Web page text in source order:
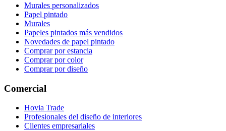
Murales personalizados
Papel pintado
Murales
Papeles pintados más vendidos
Novedades de papel pintado
Comprar por estancia
Comprar por color
Comprar por diseño
Comercial
Hovia Trade
Profesionales del diseño de interiores
Clientes empresariales